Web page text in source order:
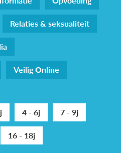
Relaties & seksualiteit
Veilig Online
4 - 6j
7 - 9j
16 - 18j